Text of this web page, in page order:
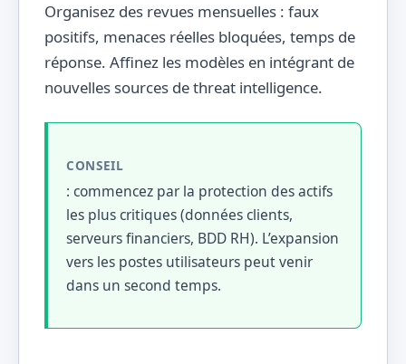
Organisez des revues mensuelles : faux
positifs, menaces réelles bloquées, temps de
réponse. Affinez les modèles en intégrant de
nouvelles sources de threat intelligence.
CONSEIL
: commencez par la protection des actifs
les plus critiques (données clients,
serveurs financiers, BDD RH). L’expansion
vers les postes utilisateurs peut venir
dans un second temps.